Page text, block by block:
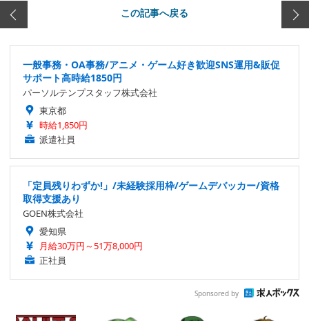
この記事へ戻る
一般事務・OA事務/アニメ・ゲーム好き歓迎SNS運用&販促
サポート高時給1850円
パーソルテンプスタッフ株式会社
東京都
時給1,850円
派遣社員
「定員残りわずか!」/未経験採用枠/ゲームデバッカー/資格
取得支援あり
GOEN株式会社
愛知県
月給30万円～51万8,000円
正社員
Sponsored by